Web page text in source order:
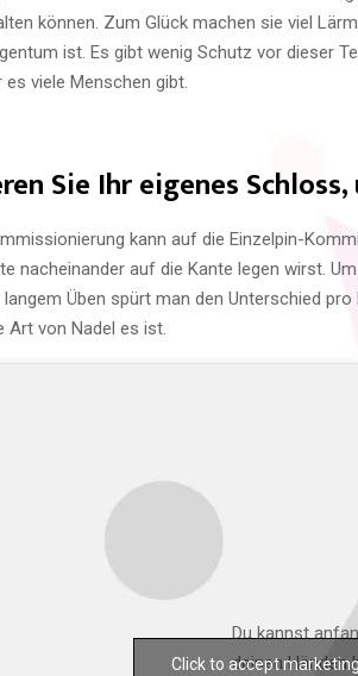
können. Zum Glück machen sie viel
ist. Es gibt wenig Schutz vor dieser
es viele Menschen gibt.
Sie Ihr eigenes
kann auf die Einzelpin-
nacheinander auf die Kante legen wirst.
Üben spürt man den Unterschied
Art von Nadel es ist.
Du kannst
deinen Händen
Click to accept